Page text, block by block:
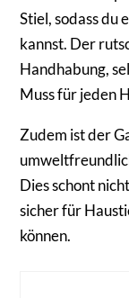
Stiel, sodass du
kannst. Der
Handhabung,
Muss für jeden
Zudem ist der
Dies schont
sicher für
können.